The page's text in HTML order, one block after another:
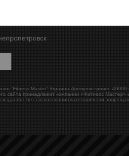
"Fitness Master" Украина Днепропетровск, 49000
сайта принадлежит компании «Фитнесс Мастер»
без согласования категорически